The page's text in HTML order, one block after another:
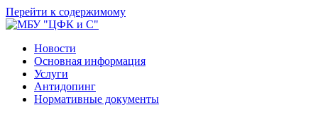
Перейти к содержимому
Новости
Основная информация
Услуги
Антидопинг
Нормативные документы